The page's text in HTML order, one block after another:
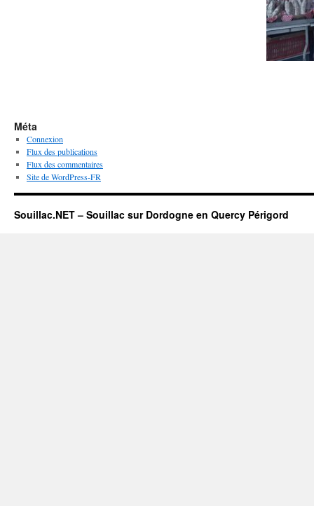
Méta
Connexion
Flux des publications
Flux des commentaires
Site de WordPress-FR
Souillac.NET – Souillac sur Dordogne en Quercy Périgord